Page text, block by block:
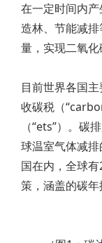
在一定时间内
造林、节能减
量，实现二氧化
目前世界各国
收碳税（
（“ets”）。碳
球温室气体减
国在内，全球
策，涵盖的碳年